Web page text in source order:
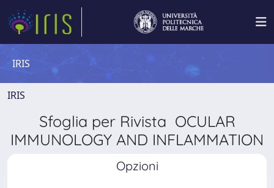
IRIS
IRIS
Sfoglia per Rivista OCULAR
IMMUNOLOGY AND INFLAMMATION
Opzioni